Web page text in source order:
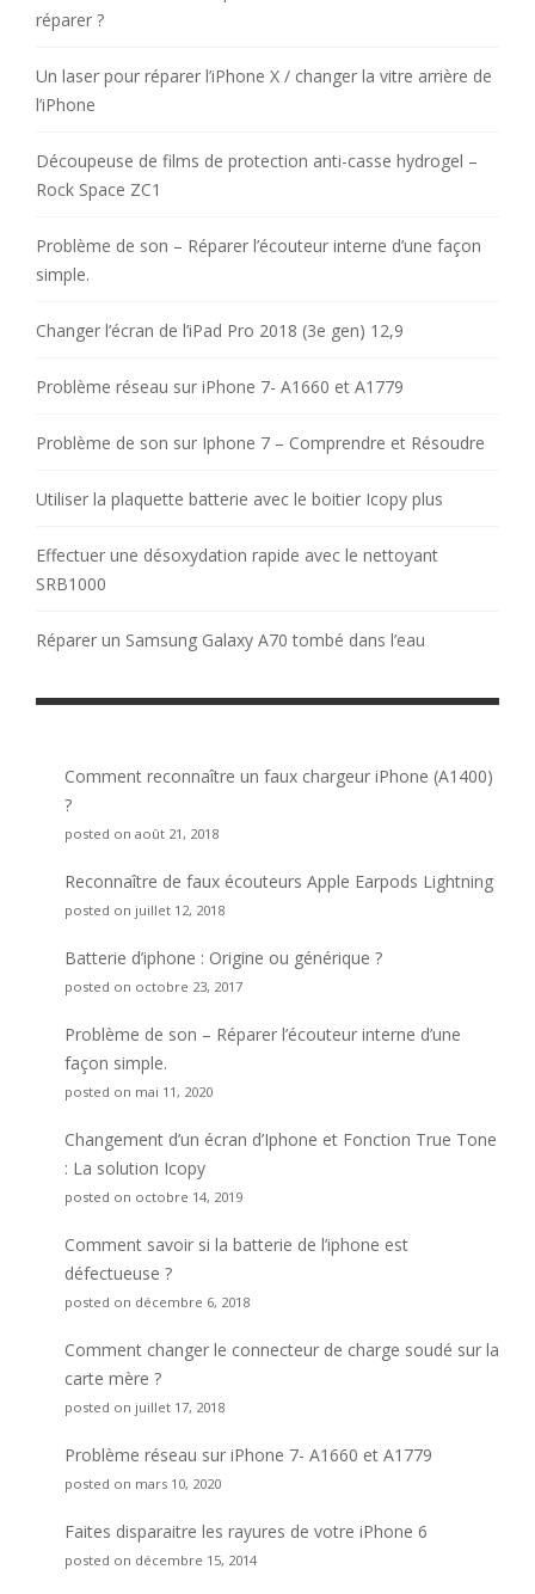
réparer ?
Un laser pour réparer l’iPhone X / changer la vitre arrière de
l’iPhone
Découpeuse de films de protection anti-casse hydrogel –
Rock Space ZC1
Problème de son – Réparer l’écouteur interne d’une façon
simple.
Changer l’écran de l’iPad Pro 2018 (3e gen) 12,9
Problème réseau sur iPhone 7- A1660 et A1779
Problème de son sur Iphone 7 – Comprendre et Résoudre
Utiliser la plaquette batterie avec le boitier Icopy plus
Effectuer une désoxydation rapide avec le nettoyant
SRB1000
Réparer un Samsung Galaxy A70 tombé dans l’eau
Comment reconnaître un faux chargeur iPhone (A1400)
?
posted on août 21, 2018
Reconnaître de faux écouteurs Apple Earpods Lightning
posted on juillet 12, 2018
Batterie d’iphone : Origine ou générique ?
posted on octobre 23, 2017
Problème de son – Réparer l’écouteur interne d’une
façon simple.
posted on mai 11, 2020
Changement d’un écran d’Iphone et Fonction True Tone
: La solution Icopy
posted on octobre 14, 2019
Comment savoir si la batterie de l’iphone est
défectueuse ?
posted on décembre 6, 2018
Comment changer le connecteur de charge soudé sur la
carte mère ?
posted on juillet 17, 2018
Problème réseau sur iPhone 7- A1660 et A1779
posted on mars 10, 2020
Faites disparaitre les rayures de votre iPhone 6
posted on décembre 15, 2014